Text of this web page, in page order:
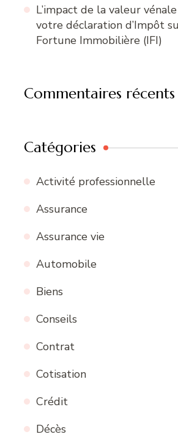
L’impact de la valeur
votre déclaration d’Impôt
Fortune Immobilière (IFI)
Commentaires récents
Catégories
Activité professionnelle
Assurance
Assurance vie
Automobile
Biens
Conseils
Contrat
Cotisation
Crédit
Décès